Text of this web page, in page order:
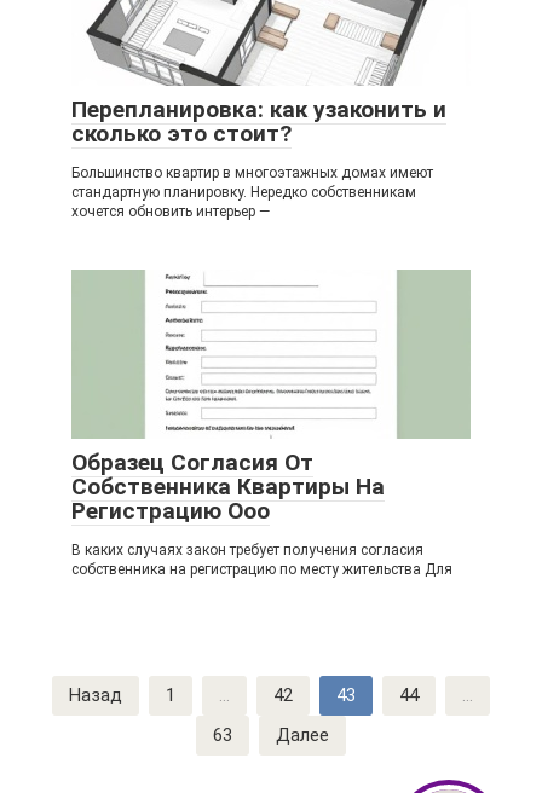
Перепланировка: как узаконить и
сколько это стоит?
Большинство квартир в многоэтажных домах имеют
стандартную планировку. Нередко собственникам
хочется обновить интерьер —
Образец Согласия От
Собственника Квартиры На
Регистрацию Ооо
В каких случаях закон требует получения согласия
собственника на регистрацию по месту жительства Для
Навигация
Назад 1 ... 42 43 44
...
63
Далее